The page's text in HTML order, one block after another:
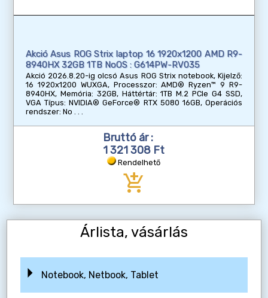
Akció Asus ROG Strix laptop 16 1920x1200 AMD R9-
8940HX 32GB 1TB NoOS : G614PW-RV035
Akció 2026.8.20-ig olcsó Asus ROG Strix notebook, Kijelző:
16 1920x1200 WUXGA, Processzor: AMD® Ryzen™ 9 R9-
8940HX, Memória: 32GB, Háttértár: 1TB M.2 PCIe G4 SSD,
VGA Típus: NVIDIA® GeForce® RTX 5080 16GB, Operációs
rendszer: No
Bruttó ár :
1 321 308 Ft
Rendelhető
add_shopping_cart
Árlista, vásárlás
Notebook, Netbook, Tablet